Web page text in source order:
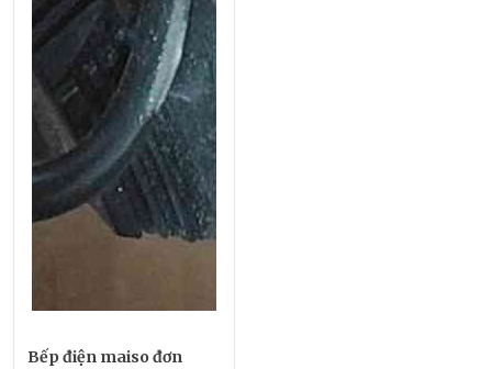
Bếp điện maiso đơn